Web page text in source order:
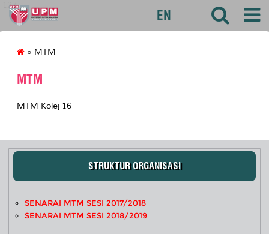
127
EN
» MTM
MTM
MTM Kolej 16
STRUKTUR ORGANISASI
SENARAI MTM SESI 2017/2018
SENARAI MTM SESI 2018/2019